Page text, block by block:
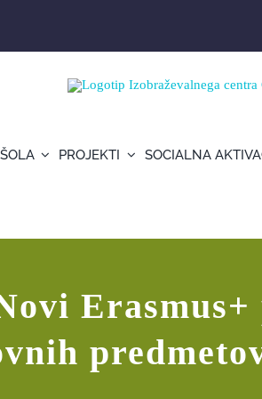
PROJEKTI SOCIALNA